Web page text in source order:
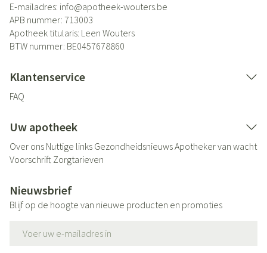
E-mailadres: info@apotheek-wouters.be
APB nummer: 713003
Apotheek titularis: Leen Wouters
BTW nummer: BE0457678860
Klantenservice
FAQ
Uw apotheek
Over ons Nuttige links GezondheidsnieuwsApotheker van wacht
Voorschrift Zorgtarieven
Nieuwsbrief
Blijf op de hoogte van nieuwe producten en promoties